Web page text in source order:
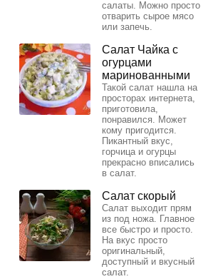
салаты. Можно просто
отварить сырое мясо
или запечь.
Салат Чайка с
огурцами
маринованными
Такой салат нашла на
просторах интернета,
приготовила,
понравился. Может
кому пригодится.
Пикантный вкус,
горчица и огурцы
прекрасно вписались
в салат.
Салат скорый
Салат выходит прям
из под ножа. Главное
все быстро и просто.
На вкус просто
оригинальный,
доступный и вкусный
салат.